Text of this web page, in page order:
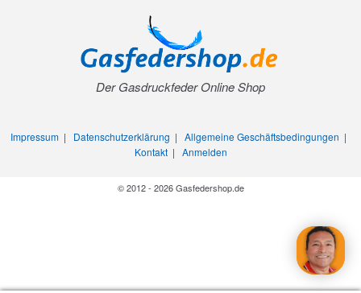
Der Gasdruckfeder Online Shop
Impressum| Datenschutzerklärung | Allgemeine Geschäftsbedingungen |
Kontakt| Anmelden
© 2012 - 2026 Gasfedershop.de